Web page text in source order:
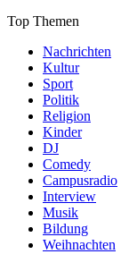
Top Themen
Nachrichten
Kultur
Sport
Politik
Religion
Kinder
DJ
Comedy
Campusradio
Interview
Musik
Bildung
Weihnachten